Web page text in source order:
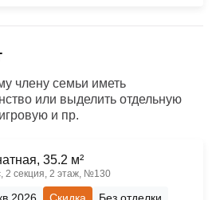
члену семьи иметь
или выделить отдельную
и пр.
35.2 м²
2 секция, 2 этаж, №130